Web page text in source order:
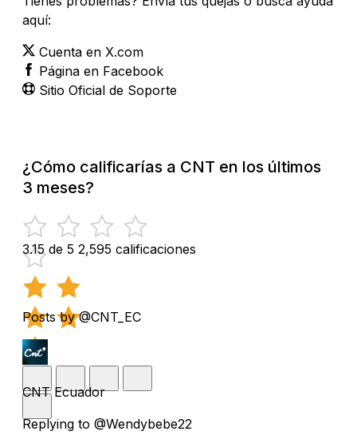
aquí:
Cuenta en X.com
Página en Facebook
Sitio Oficial de Soporte
¿Cómo calificarías a CNT en los últimos
3 meses?
3.15 de 5 2,595 calificaciones
Posts by @CNT_EC
CNT Ecuador
Replying to @Wendybebe22